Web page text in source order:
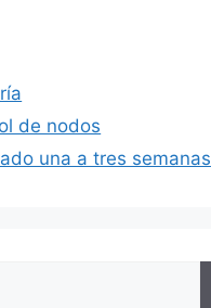
de nodos
una a tres semanas